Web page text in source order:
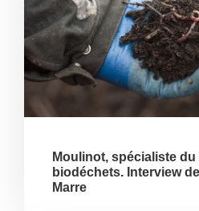
Moulinot, spécialiste
biodéchets. Interview
Marre